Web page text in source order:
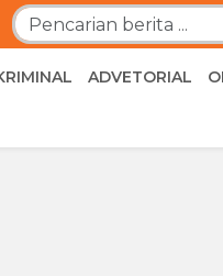
ADVETORIAL